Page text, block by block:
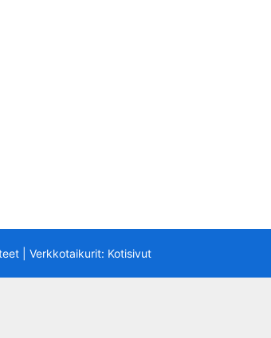
| Verkkotaikurit: Kotisivut